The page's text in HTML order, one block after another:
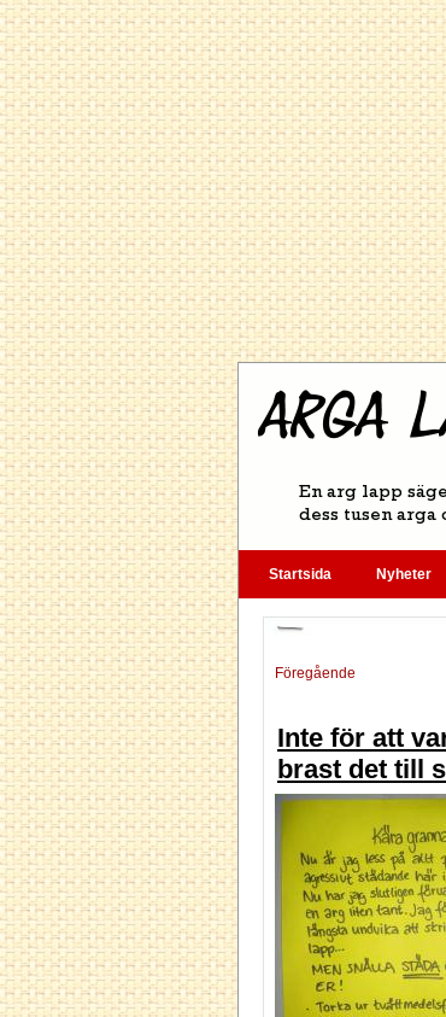
Startsida Nyheter
Föregående
Inte för att
brast det till